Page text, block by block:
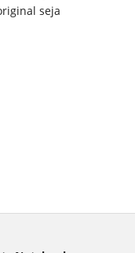
seja